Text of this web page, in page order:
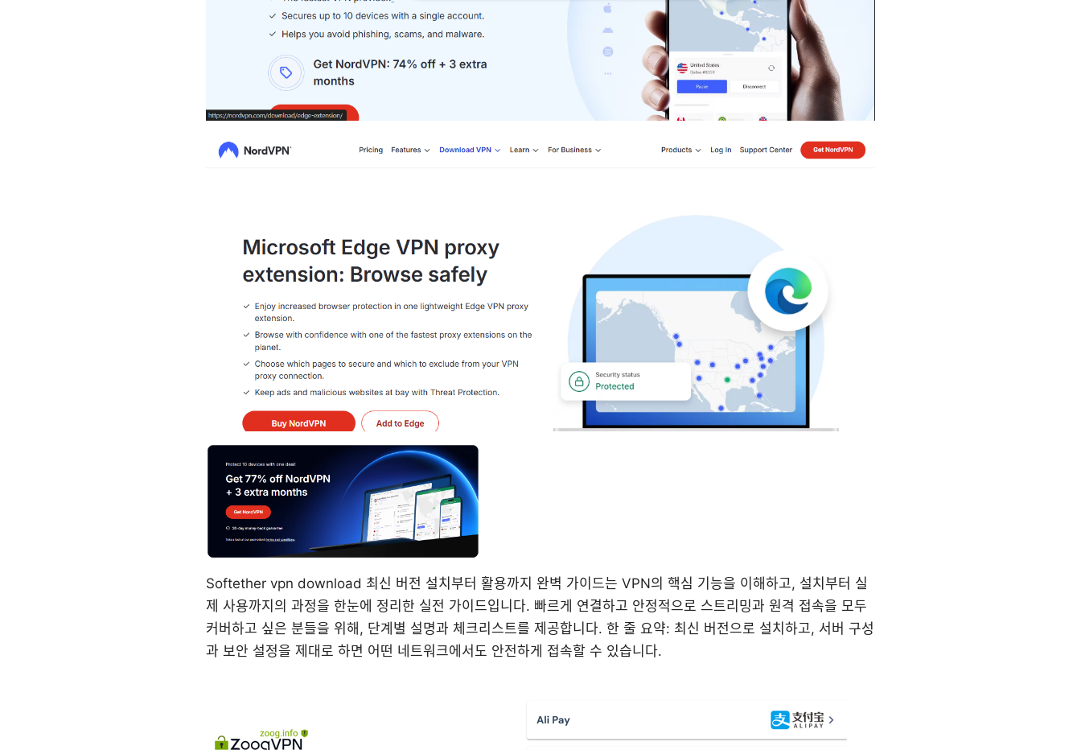
Softether vpn download 최신 버전 설치부터 활용까지 완벽 가이드는 VPN의 핵심 기능을 이해하고, 설치부터 실
제 사용까지의 과정을 한눈에 정리한 실전 가이드입니다. 빠르게 연결하고 안정적으로 스트리밍과 원격 접속을 모두
커버하고 싶은 분들을 위해, 단계별 설명과 체크리스트를 제공합니다. 한 줄 요약: 최신 버전으로 설치하고, 서버 구성
과 보안 설정을 제대로 하면 어떤 네트워크에서도 안전하게 접속할 수 있습니다.